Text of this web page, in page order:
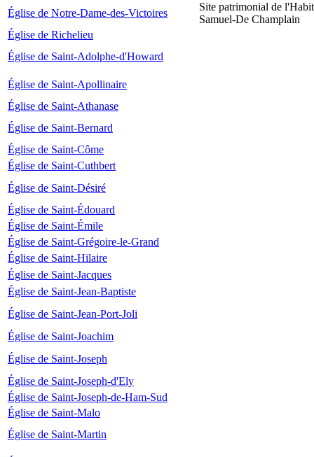
Église de Notre-Dame-des-Victoires
Site patrimonial de
Samuel-De Champlain
Église de Richelieu
Église de Saint-Adolphe-d'Howard
Église de Saint-Apollinaire
Église de Saint-Athanase
Église de Saint-Bernard
Église de Saint-Côme
Église de Saint-Cuthbert
Église de Saint-Désiré
Église de Saint-Édouard
Église de Saint-Émile
Église de Saint-Grégoire-le-Grand
Église de Saint-Hilaire
Église de Saint-Jacques
Église de Saint-Jean-Baptiste
Église de Saint-Jean-Port-Joli
Église de Saint-Joachim
Église de Saint-Joseph
Église de Saint-Joseph-d'Ely
Église de Saint-Joseph-de-Ham-Sud
Église de Saint-Malo
Église de Saint-Martin